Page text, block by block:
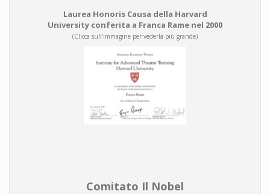
Laurea Honoris Causa della Harvard
University conferita a Franca Rame nel 2000
(Clicca sull'immagine per vederla più grande)
Comitato Il Nobel